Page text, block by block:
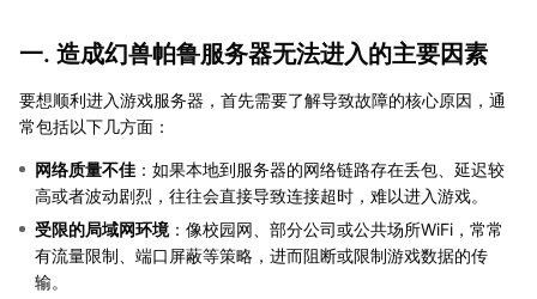
一. 造成幻兽帕鲁服务器无法进入的主要因素
要想顺利进入游戏服务器，首先需要了解导致故障的核心原因，通
常包括以下几方面：
网络质量不佳 ：如果本地到服务器的网络链路存在丢包、延迟较
高或者波动剧烈，往往会直接导致连接超时，难以进入游戏。
受限的局域网环境：像校园网、部分公司或公共场所WiFi，常常
有流量限制、端口屏蔽等策略，进而阻断或限制游戏数据的传
输。